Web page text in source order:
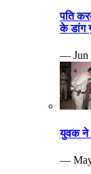
पति
के डांग
— Jun
युवक ने
— May